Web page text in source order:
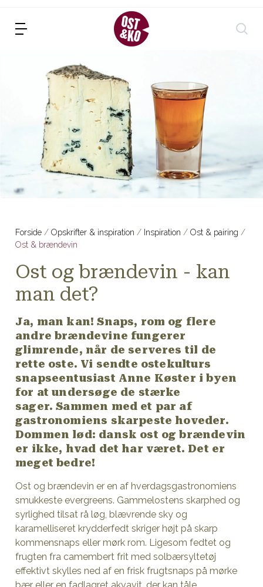
Forside Opskrifter & inspiration Inspiration
Ost & pairing
Ost & brændevin
Ost og brændevin - kan
man det?
Ja, man kan! Snaps, rom og flere
andre brændevine fungerer
glimrende, når de serveres til de
rette oste. Vi sendte ostekulturs
snapseentusiast Anne Køster i byen
for at undersøge de stærke
sager. Sammen med et par af
gastronomiens skarpeste hoveder.
Dommen lød: dansk ost og brændevin
er ikke, hvad det har været. Det er
meget bedre!
Ost og brændevin er en af hverdagsgastronomiens
smukkeste evergreens. Gammelostens skarphed og
syrlighed tilsat rå løg, blævrende sky og
karamelliseret krydderfedt skriger højt på skarp
kommensnaps eller mørk rom. Ligesom fedtet og
frugten fra camembert frit med solbærsyltetøj
effektivt skylles ned af en frisk frugtsnaps på mørke